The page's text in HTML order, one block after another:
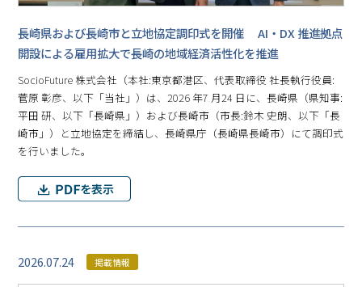
⾧崎県および⾧崎市と立地協定調印式を開催 AI・DX 推進拠点
開設による雇用拡大で⾧崎の地域経済活性化を推進
SocioFuture 株式会社（本社:東京都港区、代表取締役 社⾧執行役員:
菅原 彰彦、以下「当社」）は、2026 年7 月24 日に、⾧崎県（県知事:
平田 研、以下「⾧崎県」）および⾧崎市（市⾧:鈴木 史朗、以下「⾧
崎市」）と立地協定を締結し、⾧崎県庁（⾧崎県⾧崎市）にて調印式
を行いました。
2026.07.24 掲載情報